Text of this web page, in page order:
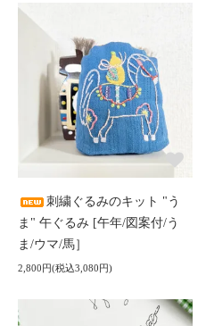
刺繍ぐるみのキット "う
ま" 午ぐるみ [午年/図案付/う
ま/ウマ/馬］
2,800円(税込3,080円)